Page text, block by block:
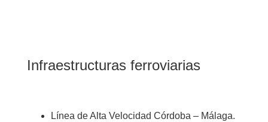
Infraestructuras ferroviarias
Línea de Alta Velocidad Córdoba – Málaga.